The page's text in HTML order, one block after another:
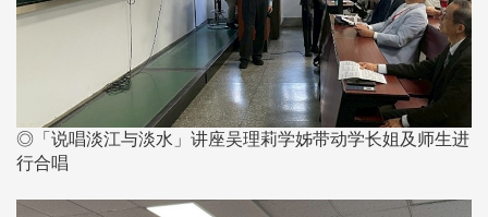
◎「说唱淡江与淡水」讲座吴理莉学姊带动学长姐及师生进
行合唱